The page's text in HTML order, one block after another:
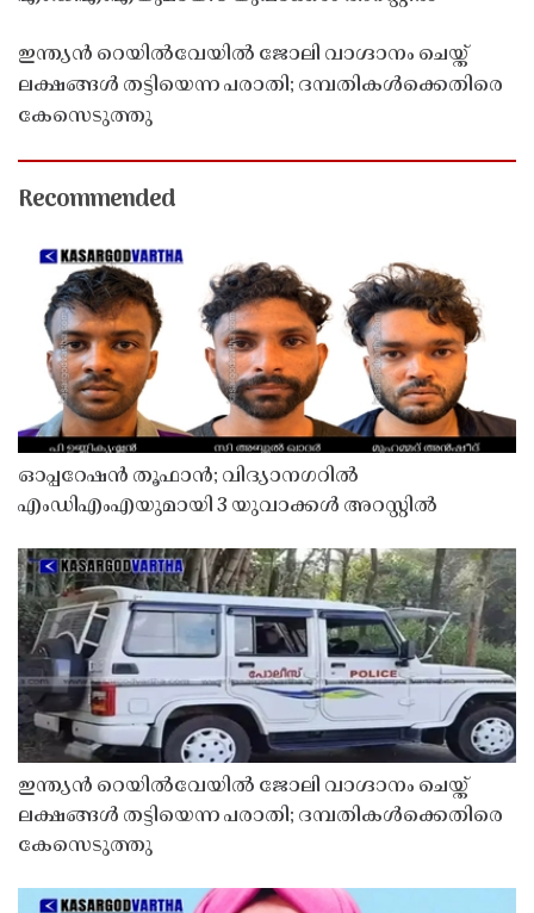
ഇന്ത്യൻ റെയിൽവേയിൽ ജോലി വാഗ്ദാനം ചെയ്ത്
ലക്ഷങ്ങൾ തട്ടിയെന്ന പരാതി; ദമ്പതികൾക്കെതിരെ
കേസെടുത്തു
Recommended
ഓപ്പറേഷൻ തൂഫാൻ; വിദ്യാനഗറിൽ
എംഡിഎംഎയുമായി 3 യുവാക്കൾ അറസ്റ്റിൽ
ഇന്ത്യൻ റെയിൽവേയിൽ ജോലി വാഗ്ദാനം ചെയ്ത്
ലക്ഷങ്ങൾ തട്ടിയെന്ന പരാതി; ദമ്പതികൾക്കെതിരെ
കേസെടുത്തു